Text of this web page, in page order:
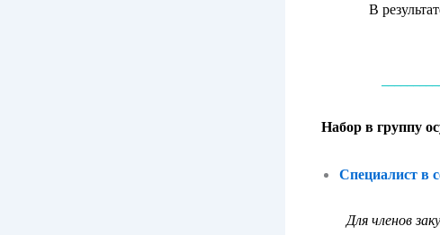
В
Набор в группу
Специалист в
Для членов